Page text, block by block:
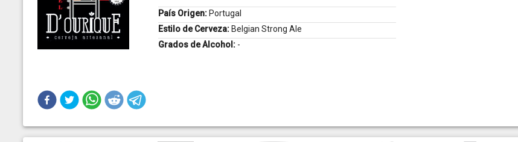
País Origen: Portugal
Estilo de Cerveza: Belgian Strong Ale
Grados de Alcohol: -